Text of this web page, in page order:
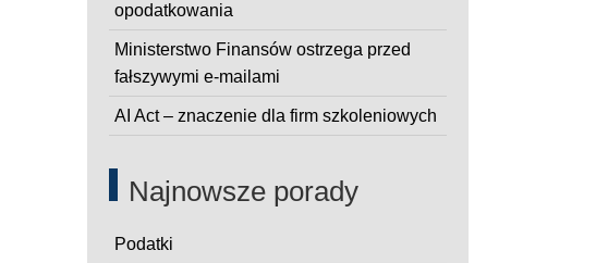
opodatkowania
Ministerstwo Finansów ostrzega przed
fałszywymi e-mailami
AI Act – znaczenie dla firm szkoleniowych
Najnowsze porady
Podatki